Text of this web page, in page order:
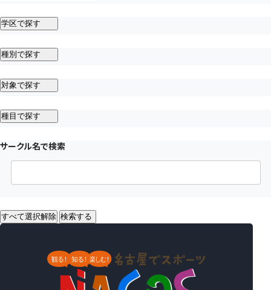
学区で探す
種別で探す
対象で探す
種目で探す
サークル名で検索
すべて選択解除 検索する